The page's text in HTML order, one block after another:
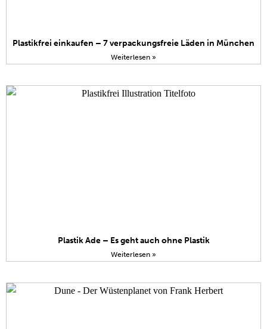
Plastikfrei einkaufen – 7 verpackungsfreie Läden in München
Weiterlesen »
Plastik Ade – Es geht auch ohne Plastik
Weiterlesen »